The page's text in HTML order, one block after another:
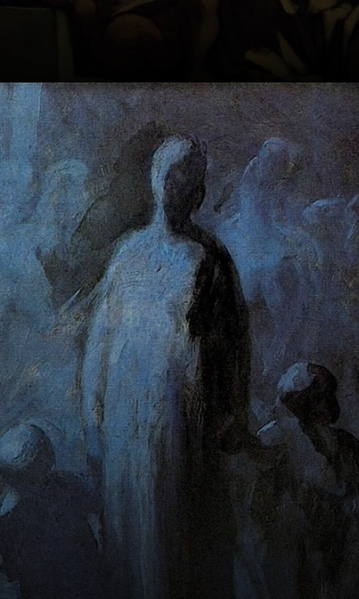
Corot foi um
pintor francês que
teve uma grande
influência na obra
de Daumier.